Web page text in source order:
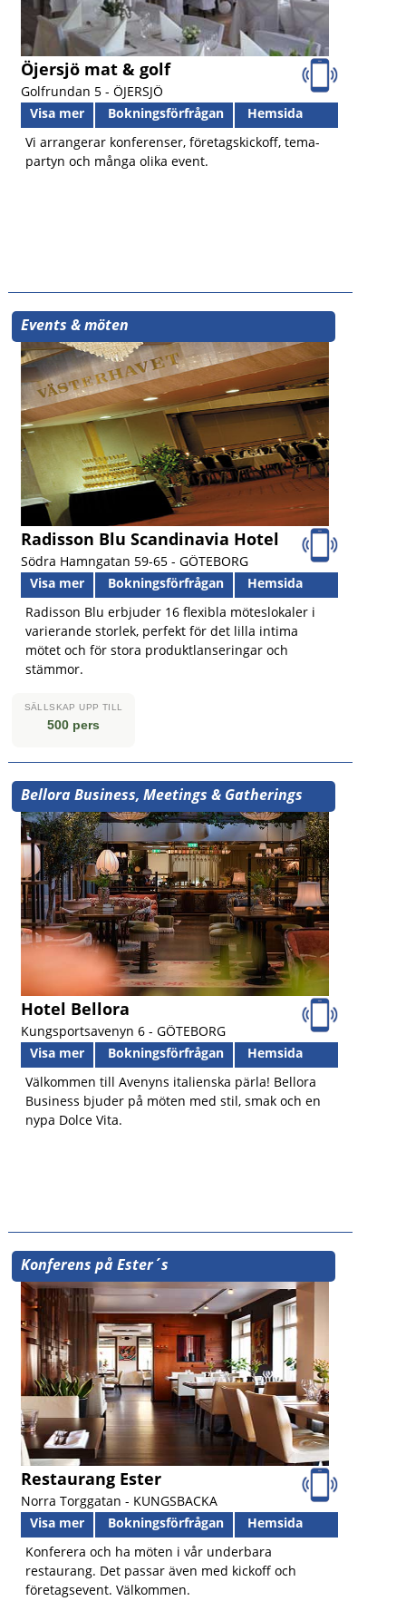
Öjersjö mat & golf
Golfrundan 5 - ÖJERSJÖ
Visa mer
Bokningsförfrågan
Hemsida
Vi arrangerar konferenser, företagskickoff, tema-
partyn och många olika event.
Events & möten
Radisson Blu Scandinavia Hotel
Södra Hamngatan 59-65 - GÖTEBORG
Visa mer
Bokningsförfrågan
Hemsida
Radisson Blu erbjuder 16 flexibla möteslokaler i
varierande storlek, perfekt för det lilla intima
mötet och för stora produktlanseringar och
stämmor.
SÄLLSKAP UPP TILL
500 pers
Bellora Business, Meetings & Gatherings
Hotel Bellora
Kungsportsavenyn 6 - GÖTEBORG
Visa mer
Bokningsförfrågan
Hemsida
Välkommen till Avenyns italienska pärla! Bellora
Business bjuder på möten med stil, smak och en
nypa Dolce Vita.
Konferens på Ester´s
Restaurang Ester
Norra Torggatan - KUNGSBACKA
Visa mer
Bokningsförfrågan
Hemsida
Konferera och ha möten i vår underbara
restaurang. Det passar även med kickoff och
företagsevent. Välkommen.